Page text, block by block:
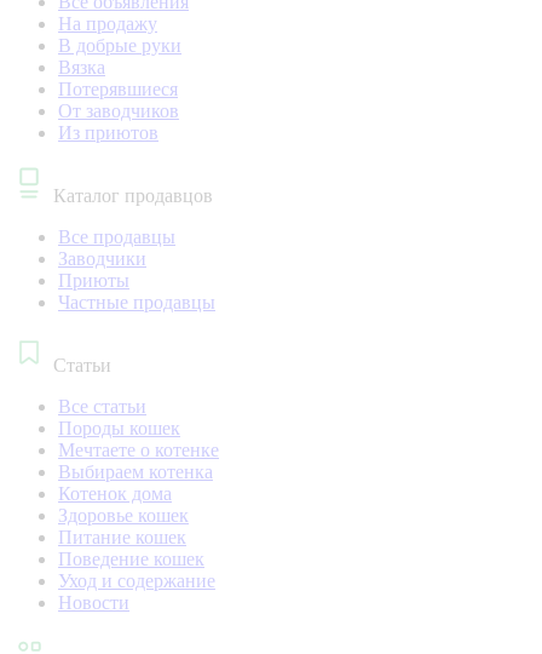
На продажу
В добрые руки
Вязка
Потерявшиеся
От заводчиков
Из приютов
Каталог продавцов
Все продавцы
Заводчики
Приюты
Частные продавцы
Статьи
Все статьи
Породы кошек
Мечтаете о котенке
Выбираем котенка
Котенок дома
Здоровье кошек
Питание кошек
Поведение кошек
Уход и содержание
Новости